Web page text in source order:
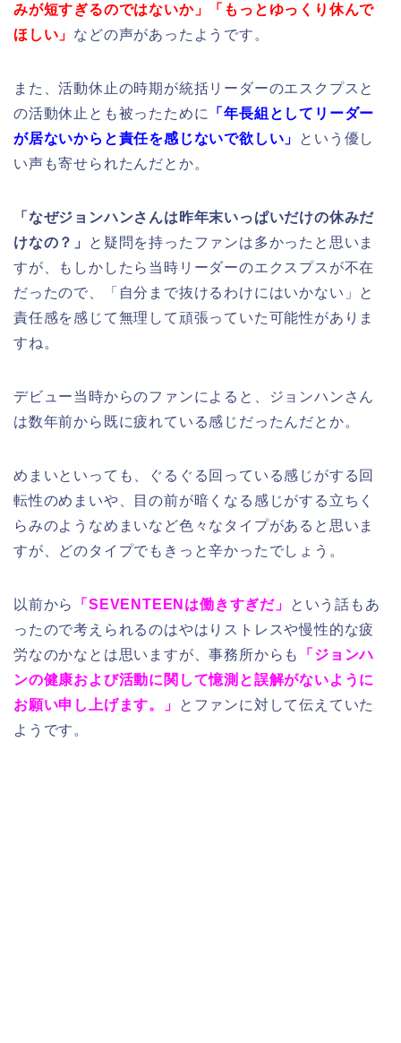
みが短すぎるのではないか」「もっとゆっくり休んで
ほしい」 などの声があったようです。
また、活動休止の時期が統括リーダーのエスクプスと
の活動休止とも被ったために
「年長組としてリーダー
が居ないからと責任を感じないで欲しい」
という優し
い声も寄せられたんだとか。
「なぜジョンハンさんは昨年末いっぱいだけの休みだ
けなの？」
と疑問を持ったファンは多かったと思いま
すが、もしかしたら当時リーダーのエクスプスが不在
だったので、「自分まで抜けるわけにはいかない」と
責任感を感じて無理して頑張っていた可能性がありま
すね。
デビュー当時からのファンによると、ジョンハンさん
は数年前から既に疲れている感じだったんだとか。
めまいといっても、ぐるぐる回っている感じがする回
転性のめまいや、目の前が暗くなる感じがする立ちく
らみのようなめまいなど色々なタイプがあると思いま
すが、どのタイプでもきっと辛かったでしょう。
以前から 「SEVENTEENは働きすぎだ」
という話もあ
ったので考えられるのはやはりストレスや慢性的な疲
労なのかなとは思いますが、事務所からも
「ジョンハ
ンの健康および活動に関して憶測と誤解がないように
お願い申し上げます。」
とファンに対して伝えていた
ようです。